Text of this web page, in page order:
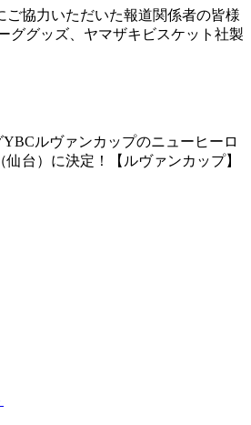
ご協力いただいた報道関係者の皆様
ググッズ、ヤマザキビスケット社製
YBCルヴァンカップのニューヒーロ
仙台）に決定！【ルヴァンカップ】